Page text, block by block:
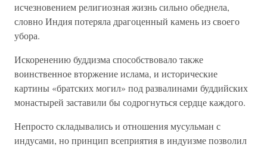
исчезновением религиозная жизнь сильно обеднела,
словно Индия потеряла драгоценный камень из своего
убора.
Искоренению буддизма способствовало также
воинственное вторжение ислама, и исторические
картины «братских могил» под развалинами буддийских
монастырей заставили бы содрогнуться сердце каждого.
Непросто складывались и отношения мусульман с
индусами, но принцип всеприятия в индуизме позволил